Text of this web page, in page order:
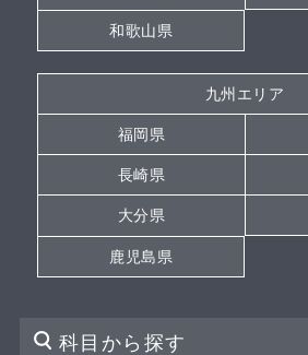
和歌山県
九州エリア
福岡県
長崎県
大分県
鹿児島県
科目から探す